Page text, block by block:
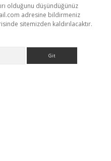
olduğunu düşündüğünüz
adresine bildirmeniz
sitemizden kaldırılacaktır.